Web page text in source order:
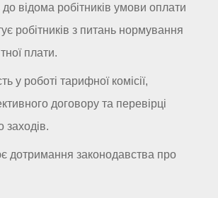
відома робітників умови оплати
робітників з питань нормування
плати.
у роботі тарифної комісії,
договору та перевірці
заходів.
дотримання законодавства про